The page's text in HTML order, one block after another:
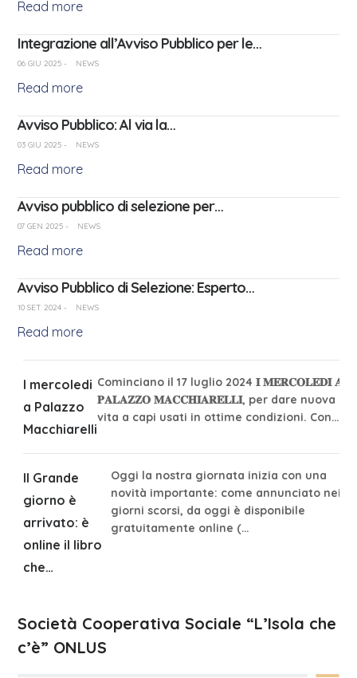
Read more
Integrazione all’Avviso Pubblico per le…
06 GIU 2025 - NEWS
Read more
Avviso Pubblico: Al via la…
03 GIU 2025 - NEWS
Read more
Avviso pubblico di selezione per…
07 GEN 2025 - NEWS
Read more
Avviso Pubblico di Selezione: Esperto…
10 SET 2024 - NEWS
Read more
I mercoledi
a Palazzo
Macchiarelli
Cominciano il 17 luglio 2024 𝐈 𝐌𝐄𝐑𝐂𝐎𝐋𝐄𝐃𝐈̀ 𝐀
𝐏𝐀𝐋𝐀𝐙𝐙𝐎 𝐌𝐀𝐂𝐂𝐇𝐈𝐀𝐑𝐄𝐋𝐋𝐈, per dare nuova
vita a capi usati in ottime condizioni. Con…
Il Grande
giorno è
arrivato: è
online il libro
che…
Oggi la nostra giornata inizia con una
novità importante: come annunciato nei
giorni scorsi, da oggi è disponibile
gratuitamente online (…
Società Cooperativa Sociale “L’Isola che
c’è” ONLUS